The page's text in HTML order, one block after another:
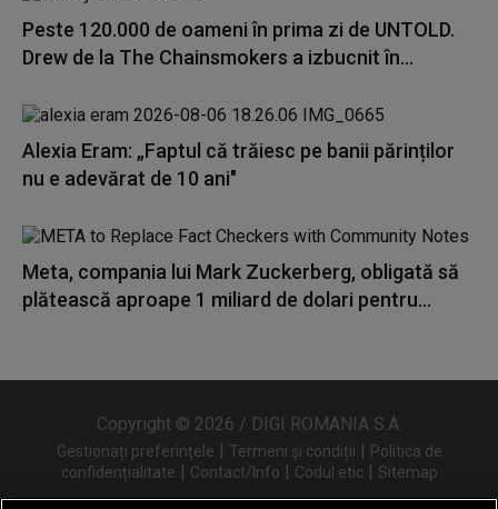
Peste 120.000 de oameni în prima zi de UNTOLD.
Drew de la The Chainsmokers a izbucnit în...
Alexia Eram: „Faptul că trăiesc pe banii părinților
nu e adevărat de 10 ani"
Meta, compania lui Mark Zuckerberg, obligată să
plătească aproape 1 miliard de dolari pentru...
Copyright © 2026 / DIGI ROMANIA S.A.
Gestionați preferințele | Termeni și condiții | Politica de
confidențialitate | Contact/Info | Codul etic | Sitemap